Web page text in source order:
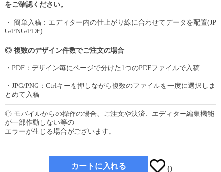
をご確認ください。
・ 簡単入稿：エディター内の仕上がり線に合わせてデータを配置(JP
G/PNG/PDF)
◎ 複数のデザイン件数でご注文の場合
・PDF：デザイン毎にページで分けた1つのPDFファイルで入稿
・JPG/PNG：Ctrlキーを押しながら複数のファイルを一度に選択しま
とめて入稿
◎ モバイルからの操作の場合、ご注文や決済、エディター編集機能
が一部作動しない等の
エラーが生じる場合がございます。
カートに入れる 0